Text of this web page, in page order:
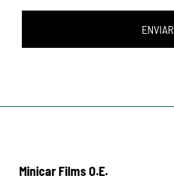
ENVIAR
Minicar Films O.E.